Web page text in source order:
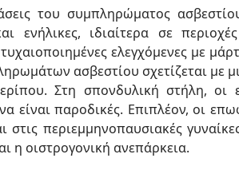
του συμπληρώματος
ενήλικες, ιδιαίτερα σε
ελεγχόμενες με
ασβεστίου σχετίζεται με
Στη σπονδυλική στήλη, οι
είναι παροδικές. Επιπλέον, οι
στις περιεμμηνοπαυσιακές
η οιστρογονική ανεπάρκεια.